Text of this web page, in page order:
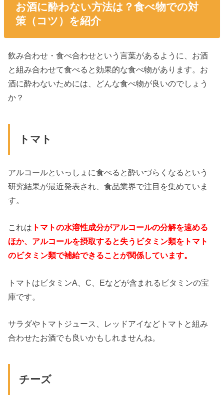
お酒に酔わない方法は？食べ物での対
策（コツ）を紹介
飲み合わせ・食べ合わせという言葉があるように、お酒
と組み合わせて食べると効果的な食べ物があります。お
酒に酔わないためには、どんな食べ物が良いのでしょう
か？
トマト
アルコールといっしょに食べると酔いづらくなるという
研究結果が最近発表され、食品業界で注目を集めていま
す。
これは トマトの水溶性成分がアルコールの分解を速める
ほか、アルコールを摂取すると失うビタミン類をトマト
のビタミン類で補給できることが関係しています。
トマトはビタミンA、C、Eなどが含まれるビタミンの宝
庫です。
サラダやトマトジュース、レッドアイなどトマトと組み
合わせたお酒でも良いかもしれませんね。
チーズ